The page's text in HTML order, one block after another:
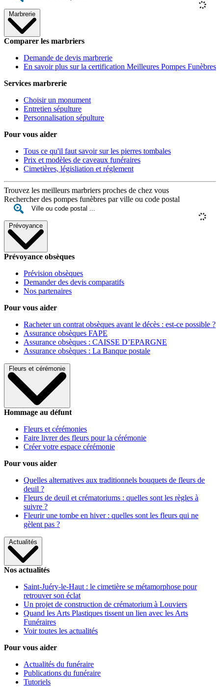
Marbrerie
Comparer les marbriers
Demande de devis marbrerie
En savoir plus sur la certification Meilleures Pompes Funèbres
Services marbrerie
Choisir un monument
Entretien sépulture
Personnalisation sépulture
Pour vous aider
Tous ce qu'il faut savoir sur les pierres tombales
Prix et modèles de caveaux funéraires
Cimetières, législiation et réglement
Trouvez les meilleurs marbriers proches de chez vous
Rechercher des pompes funèbres par ville ou code postal
Prévoyance
Prévoyance obsèques
Prévision obsèques
Demander des devis comparatifs
Nos partenaires
Pour vous aider
Racheter un contrat obsèques avant le décès : est-ce possible ?
Assurance obsèques FAPE
Assurance obsèques : CAISSE D’EPARGNE
Assurance obsèques : La Banque postale
Fleurs et cérémonie
Hommage au défunt
Fleurs et cérémonies
Faire livrer des fleurs pour la cérémonie
Créer votre espace cérémonie
Pour vous aider
Quelles alternatives aux traditionnels bouquets de fleurs de
deuil ?
Fleurs de deuil et crématoriums : quelles sont les règles à
suivre ?
Fleurir une tombe en hiver : quelles sont les fleurs qui ne
gèlent pas ?
Actualités
Nos actualités
Saint-Juéry-le-Haut : le cimetière se métamorphose pour
retrouver son éclat
Un projet de construction de crématorium à Louviers
Quand les Arts Plastiques tissent un lien avec les Arts
Funéraires
Voir toutes les actualités
Pour vous aider
Actualités du funéraire
Publications du funéraire
Tutoriels